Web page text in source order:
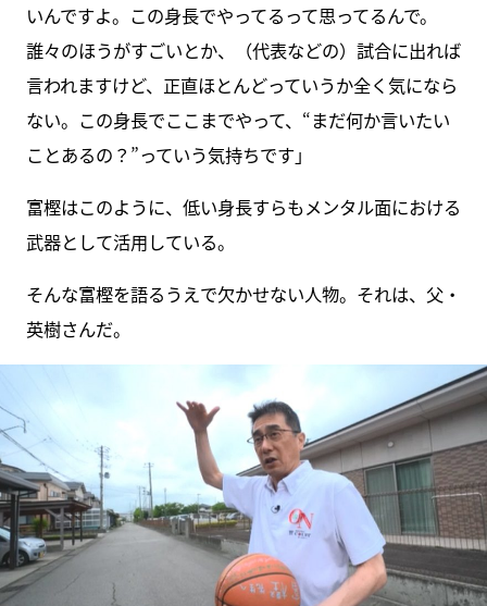
いんですよ。この身長でやってるって思ってるんで。
誰々のほうがすごいとか、（代表などの）試合に出れば
言われますけど、正直ほとんどっていうか全く気になら
ない。この身長でここまでやって、“まだ何か言いたい
ことあるの？”っていう気持ちです」
富樫はこのように、低い身長すらもメンタル面における
武器として活用している。
そんな富樫を語るうえで欠かせない人物。それは、父・
英樹さんだ。